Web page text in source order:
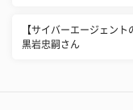
【サイバーエージェン
黒岩忠嗣さん